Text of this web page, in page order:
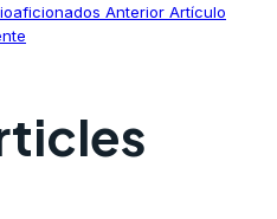
Anterior Artículo